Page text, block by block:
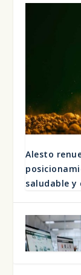
Ales­to
salu­da­ble y